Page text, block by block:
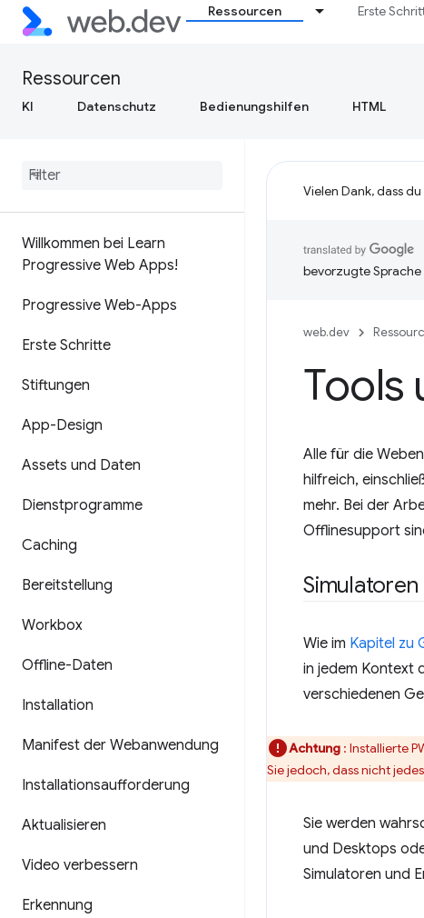
Ressourcen Erste
Ressourcen
KI Datenschutz Bedienungshilfen HTML
Willkommen bei Learn
Progressive Web Apps!
Progressive Web-Apps
Erste Schritte
Stiftungen
App-Design
Assets und Daten
Dienstprogramme
Caching
Bereitstellung
Workbox
Offline-Daten
Installation
Manifest der Webanwendung
Installationsaufforderung
Aktualisieren
Video verbessern
Erkennung
Vielen Dank, dass
bevorzugte
web.dev
Tools
Alle für die
hilfreich,
mehr. Bei der
Offlinesupport
Wie im Kapitel zu
in jedem Kontext
verschiedenen
Achtung : Installierte
Sie jedoch, dass nicht
Sie werden
und Desktops
Simulatoren und